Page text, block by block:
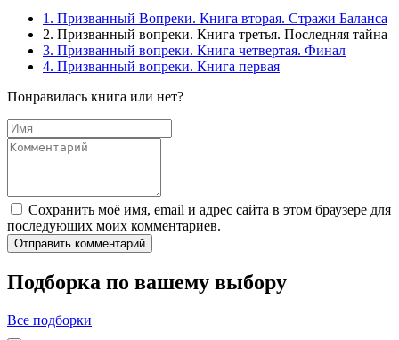
1. Призванный Вопреки. Книга вторая. Стражи Баланса
2. Призванный вопреки. Книга третья. Последняя тайна
3. Призванный вопреки. Книга четвертая. Финал
4. Призванный вопреки. Книга первая
Понравилась книга или нет?
Сохранить моё имя, email и адрес сайта в этом браузере для
последующих моих комментариев.
Отправить комментарий
Подборка по вашему выбору
Все подборки